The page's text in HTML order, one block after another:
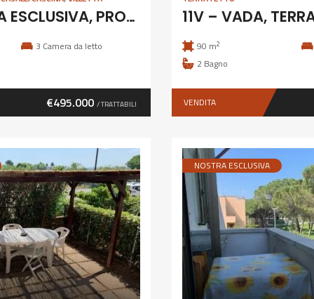
22V – NOSTRA ESCLUSIVA, PROPRIETA’ INDIPENDENTE CON PISCINA
3 Camera da letto
€495.000 / TRATTABILI
90 m2
2 Bagno
VENDITA
NOSTRA ESCLUSIVA